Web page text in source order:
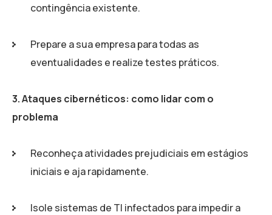
contingência existente.
Prepare a sua empresa para todas as
eventualidades e realize testes práticos.
3. Ataques cibernéticos: como lidar com o
problema
Reconheça atividades prejudiciais em estágios
iniciais e aja rapidamente.
Isole sistemas de TI infectados para impedir a